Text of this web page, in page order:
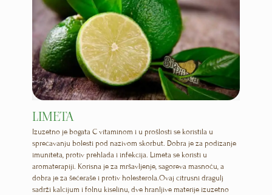
LIMETA
Izuzetno je bogata C vitaminom i u prošlosti se koristila u
sprečavanju bolesti pod nazivom skorbut. Dobra je za podizanje
imuniteta, protiv prehlada i infekcija. Limeta se koristi u
aromaterapiji. Korisna je za mršavljenje, sagoreva masnoću, a
dobra je za šećeraše i protiv holesterola.Ovaj citrusni dragulj
sadrži kalcijum i folnu kiselinu, dve hranljive materije izuzetno